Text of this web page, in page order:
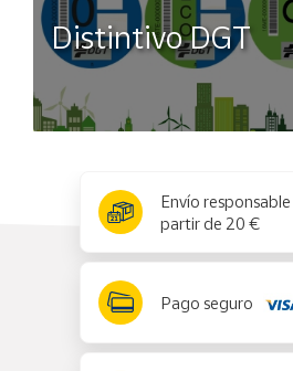
Distintivo DGT
Envío
partir de 20 €
Pago seguro